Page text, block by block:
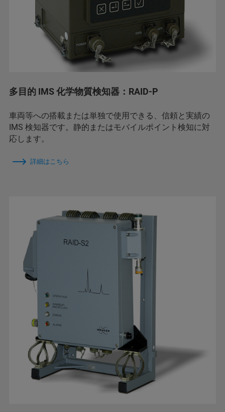
多目的 IMS 化学物質検知器：RAID-P
車両等への搭載または単独で使用できる、信頼と実績の
IMS 検知器です。静的またはモバイルポイント検知に対
応します。
詳細はこちら